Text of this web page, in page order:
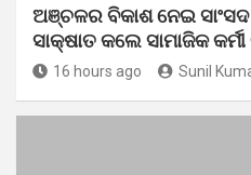
ଅଞ୍ଚଳର ବିକାଶ ନେଇ
ସାକ୍ଷାତ କଲେ ସାମାଜିକ
16 hours ago Sunil